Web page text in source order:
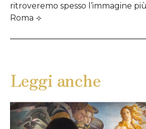
ritroveremo spesso l’immagine
Roma ⟢
Leggi anche